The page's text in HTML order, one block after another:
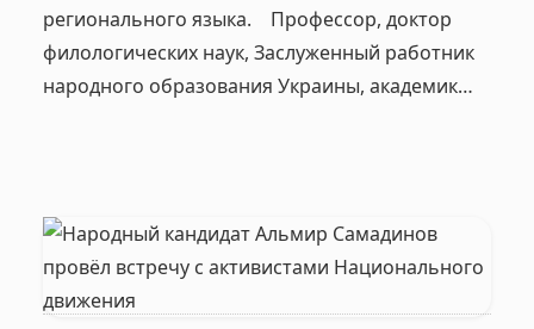
регионального языка. Профессор, доктор
филологических наук, Заслуженный работник
народного образования Украины, академик…